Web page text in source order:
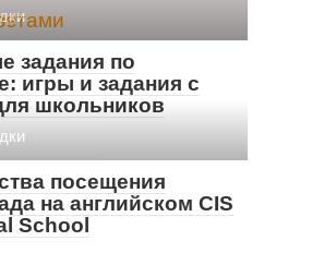
задания по
игры и задания с
школьников
посещения
на английском CIS
School